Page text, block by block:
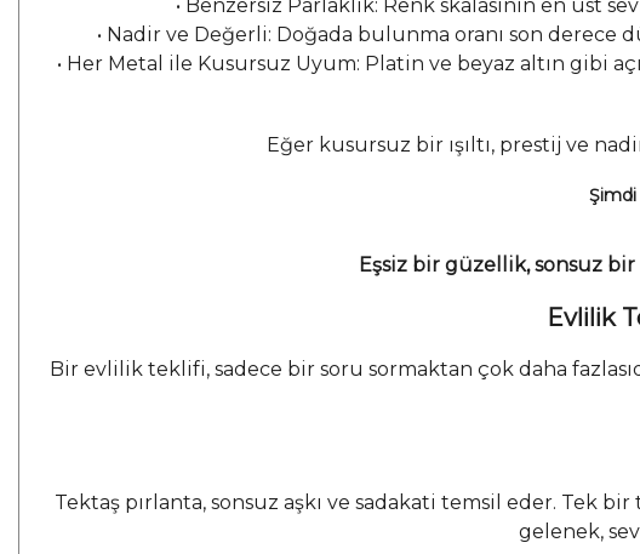
• Benzersiz Parlaklık: Renk skalasının en üst
• Nadir ve Değerli: Doğada bulunma oranı son derece
• Her Metal ile Kusursuz Uyum: Platin ve beyaz altın gibi
Eğer kusursuz bir ışıltı, prestij ve
Şimdi
Eşsiz bir güzellik, sonsuz bir
Evlilik
Bir evlilik teklifi, sadece bir soru sormaktan çok daha
Tektaş pırlanta, sonsuz aşkı ve sadakati temsil eder. Tek
gelenek,